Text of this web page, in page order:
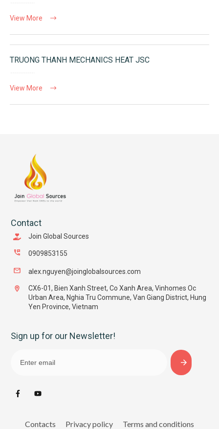
View More
TRUONG THANH MECHANICS HEAT JSC
View More
Contact
Join Global Sources
0909853155
alex.nguyen@joinglobalsources.com
CX6-01, Bien Xanh Street, Co Xanh Area, Vinhomes Oc
Urban Area, Nghia Tru Commune, Van Giang District, Hung
Yen Province, Vietnam
Sign up for our Newsletter!
Contacts Privacy policy Terms and conditions